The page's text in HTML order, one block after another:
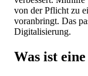
von der Pflicht zu
voranbringt. Das
Digitalisierung.
Was ist